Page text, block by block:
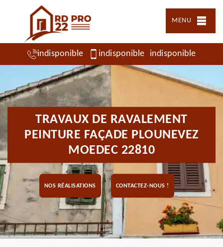
MENU
indisponible indisponible indisponible
TRAVAUX DE RAVALEMENT
PEINTURE FAÇADE PLOUNEVEZ
MOEDEC 22810
NOS RÉALISATIONS CONTACTEZ-NOUS !